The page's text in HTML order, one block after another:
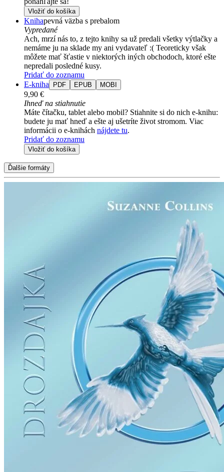
Vložiť do košíka
Knihapevná väzba s prebalom
Vypredané
Ach, mrzí nás to, z tejto knihy sa už predali všetky výtlačky a
nemáme ju na sklade my ani vydavateľ :( Teoreticky však
môžete mať šťastie v niektorých iných obchodoch, ktoré ešte
nepredali posledné kusy.
Pridať do zoznamu
E-kniha
PDF EPUB MOBI
9,90 €
Ihneď na stiahnutie
Máte čítačku, tablet alebo mobil? Stiahnite si do nich e-knihu:
budete ju mať hneď a ešte aj ušetríte život stromom. Viac
informácii o e-knihách nájdete tu.
Pridať do zoznamu
Vložiť do košíka
Ďalšie formáty